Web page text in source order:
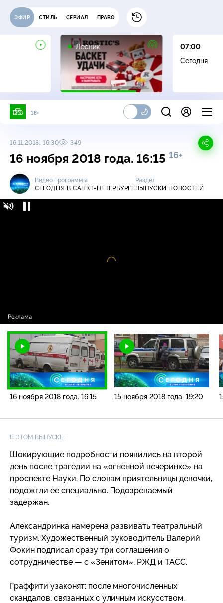
ЭФИР СТИЛЬ СЕРИАЛ ПРАВО
Лесник
16+
07:00
Сегодня
18+
16.11.2018, 16:30 349
16 ноября 2018 года. 16:15 16+
Видео программы
СЕГОДНЯ В САНКТ-ПЕТЕРБУРГЕ
Раздел
ВЫПУСКИ НОВОСТЕЙ
16 ноября 2018 года. 16:15 15 ноября 2018 года. 19:20
В ЭТОМ ВЫПУСКЕ:
Шокирующие подробности появились на второй
день после трагедии на «огненной вечеринке» на
проспекте Науки. По словам приятельницы девочки,
подожгли ее специально. Подозреваемый
задержан.
Александринка намерена развивать театральный
туризм. Художественный руководитель Валерий
Фокин подписал сразу три соглашения о
сотрудничестве — с «Зенитом», РЖД и ТАСС.
Граффити узаконят: после многочисленных
скандалов, связанных с уличным искусством,